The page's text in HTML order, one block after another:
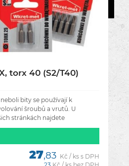
torx 40 (S2/T40)
bity se používají k
šroubů a vrutů. U
stránkách najdete
nástavce.
27,83 Kč / ks s DPH
23 Kč / ks bez DPH